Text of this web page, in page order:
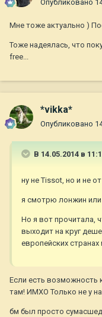
Опубликовано
Мне тоже актуально )
Тоже надеялась, что
free...
*vikka*
Опубликовано
В 14.05.2014 в
ну не Tissot, но и не
я смотрю лонжин или
Но я вот прочитала,
выходит на круг
европейских
Если есть возможность
там! ИМХО Только не у
бм был просто